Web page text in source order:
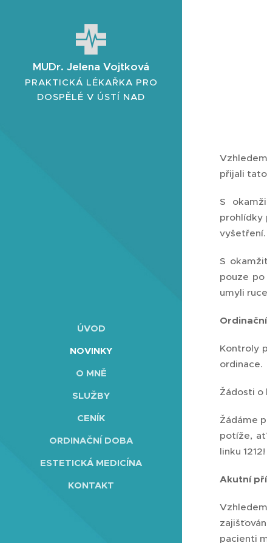
MUDr. Jelena Vojtková
PRAKTICKÁ LÉKAŘKA PRO
DOSPĚLÉ V ÚSTÍ NAD
ÚVOD
NOVINKY
O MNĚ
SLUŽBY
CENÍK
ORDINAČNÍ DOBA
ESTETICKÁ MEDICÍNA
KONTAKT
přijali
S
prohlídky
vyšetření.
S
pouze
umyli
Kontroly
ordinace.
Žádosti o
Žádáme
potíže,
linku 1212!
Akutní
pacienti